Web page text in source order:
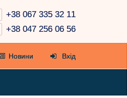
+38 067 335 32 11
+38 047 256 06 56
Новини Вхід